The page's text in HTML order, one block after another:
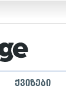
ქვიზები